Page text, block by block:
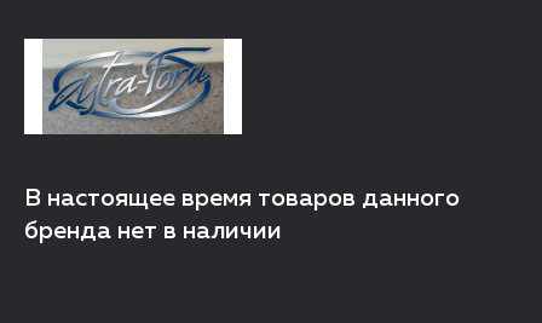
В настоящее время товаров данного
бренда нет в наличии